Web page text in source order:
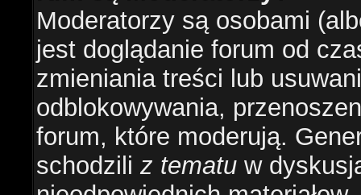
Moderatorzy są osobami
jest doglądanie forum od
zmieniania treści lub
odblokowywania,
forum, które moderują.
schodzili z tematu w